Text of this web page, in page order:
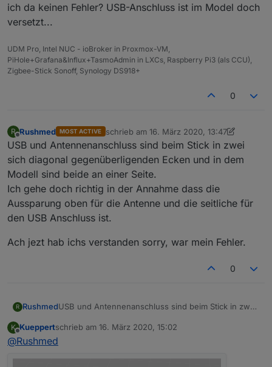
Der Antennenanschluss ist nict auf der selben Seite
wie der USB Anschluss.
ich da keinen Fehler? USB-Anschluss ist im Model doch
versetzt...
UDM Pro, Intel NUC - ioBroker in Proxmox-VM,
PiHole+Grafana&Influx+TasmoAdmin in LXCs, Raspberry Pi3 (als CCU),
Zigbee-Stick Sonoff, Synology DS918+
0
R
Offline
Rushmed MOST ACTIVE schrieb am 16. März 2020, 13:47
zuletzt editiert von Rushmed
USB und Antennenanschluss sind beim Stick in zwei
sich diagonal gegenüberligenden Ecken und in dem
Modell sind beide an einer Seite.
Ich gehe doch richtig in der Annahme dass die
Aussparung oben für die Antenne und die seitliche für
den USB Anschluss ist.
Ach jezt hab ichs verstanden sorry, war mein Fehler.
0
R RushmedUSB und Antennenanschluss sind beim Stick in zwei
Modell sind beide an einer Seite.
Ach jezt hab ichs verstanden sorry, war mein Fehler.
K
Offline
Kueppertschrieb am 16. März 2020, 15:02
zuletzt editiert von
@Rushmed